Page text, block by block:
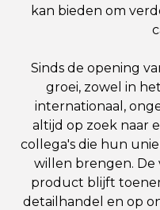
kan bieden om
Sinds de opening
groei, zowel in
internationaal,
altijd op zoek naar
collega's die hun
willen brengen. De
product blijft
detailhandel en op